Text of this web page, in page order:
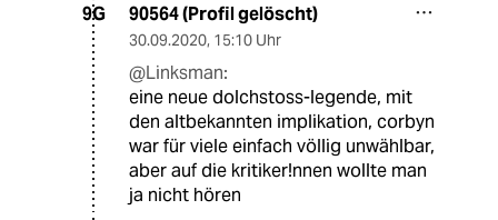
9G 90564 (Profil gelöscht)
30.09.2020, 15:10 Uhr
@Linksman:
eine neue dolchstoss-legende, mit
den altbekannten implikation, corbyn
war für viele einfach völlig unwählbar,
aber auf die kritiker!nnen wollte man
ja nicht hören